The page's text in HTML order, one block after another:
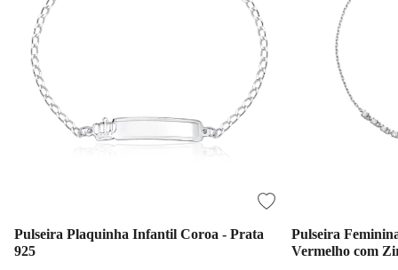
Pulseira Plaquinha Infantil Coroa - Prata
925
Pulseira
Vermelho com